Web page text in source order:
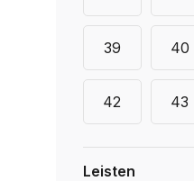
39 40
42 43
Leisten